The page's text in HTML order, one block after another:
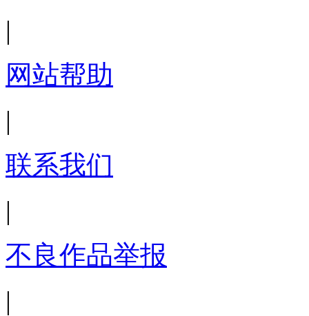
|
网站帮助
|
联系我们
|
不良作品举报
|